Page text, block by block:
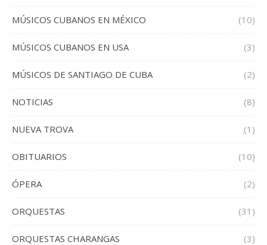
MÚSICOS CUBANOS EN MÉXICO (10)
MÚSICOS CUBANOS EN USA (3)
MÚSICOS DE SANTIAGO DE CUBA (2)
NOTICIAS (8)
NUEVA TROVA (1)
OBITUARIOS (10)
ÓPERA (2)
ORQUESTAS (31)
ORQUESTAS CHARANGAS (3)